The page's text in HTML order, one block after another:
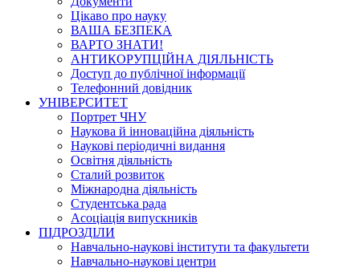
Цікаво про науку
ВАША БЕЗПЕКА
ВАРТО ЗНАТИ!
АНТИКОРУПЦІЙНА ДІЯЛЬНІСТЬ
Доступ до публічної інформації
Телефонний довідник
УНІВЕРСИТЕТ
Портрет ЧНУ
Наукова й інноваційна діяльність
Наукові періодичні видання
Освітня діяльність
Сталий розвиток
Міжнародна діяльність
Студентська рада
Асоціація випускників
ПІДРОЗДІЛИ
Навчально-наукові інститути та факультети
Навчально-наукові центри